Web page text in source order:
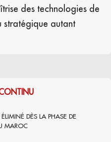
des technologies de
stratégique autant
DÈS LA PHASE DE
MAROC